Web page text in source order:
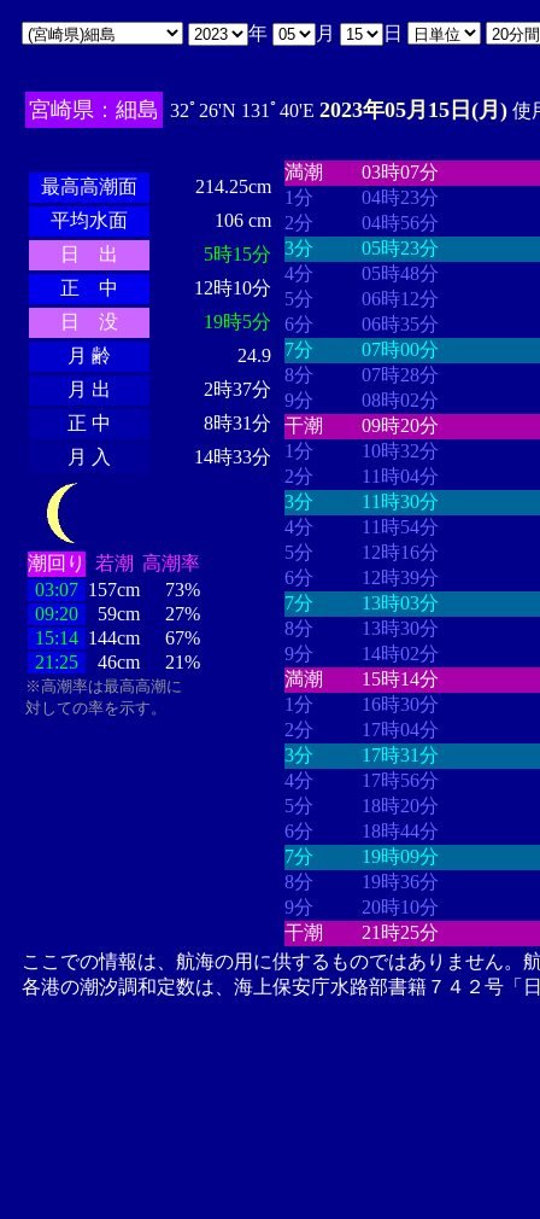
年 月 日
宮崎県：細島 32ﾟ26'N 131ﾟ40'E 2023年05月15日(月) 使
最高高潮面
214.25cm
平均水面
106 cm
日 出
5時15分
正 中
12時10分
日 没
19時5分
月 齢
24.9
月 出
2時37分
正 中
8時31分
月 入
14時33分
潮回り 若潮 高潮率
03:07 157cm
73%
09:20
59cm
27%
15:14 144cm
67%
21:25
46cm 21%
※高潮率は最高高潮に
対しての率を示す。
満潮
03時07分
1分
04時23分
2分
04時56分
3分
05時23分
4分
05時48分
5分
06時12分
6分
06時35分
7分
07時00分
8分
07時28分
9分
08時02分
干潮
09時20分
1分
10時32分
2分
11時04分
3分
11時30分
4分
11時54分
5分
12時16分
6分
12時39分
7分
13時03分
8分
13時30分
9分
14時02分
満潮
15時14分
1分
16時30分
2分
17時04分
3分
17時31分
4分
17時56分
5分
18時20分
6分
18時44分
7分
19時09分
8分
19時36分
9分
20時10分
干潮
21時25分
ここでの情報は、航海の用に供するものではありません。
各港の潮汐調和定数は、海上保安庁水路部書籍７４２号「